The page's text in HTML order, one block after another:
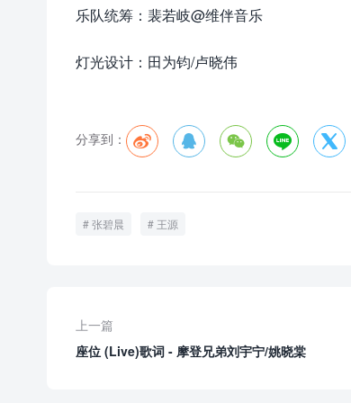
乐队统筹：裴若岐@维伴音乐
灯光设计：田为钧/卢晓伟
分享到：     
张碧晨 王源
上一篇
座位 (Live)歌词 - 摩登兄弟刘宇宁/姚晓棠